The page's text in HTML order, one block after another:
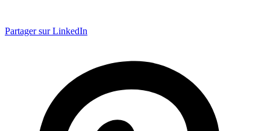
Partager sur LinkedIn